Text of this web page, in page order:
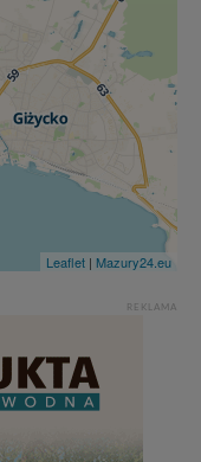
Leaflet | Mazury24.eu
REKLAMA